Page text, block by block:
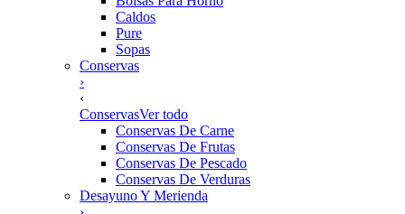
Caldos
Pure
Sopas
Conservas
›
‹
ConservasVer todo
Conservas De Carne
Conservas De Frutas
Conservas De Pescado
Conservas De Verduras
Desayuno Y Merienda